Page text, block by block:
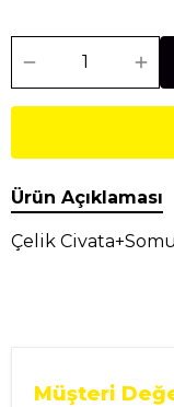
Ürün Açıklaması
Çelik
Müşteri